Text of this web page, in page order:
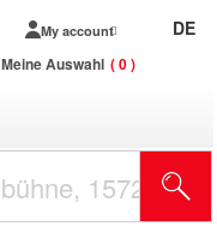
My account
Meine Auswahl 0
DE